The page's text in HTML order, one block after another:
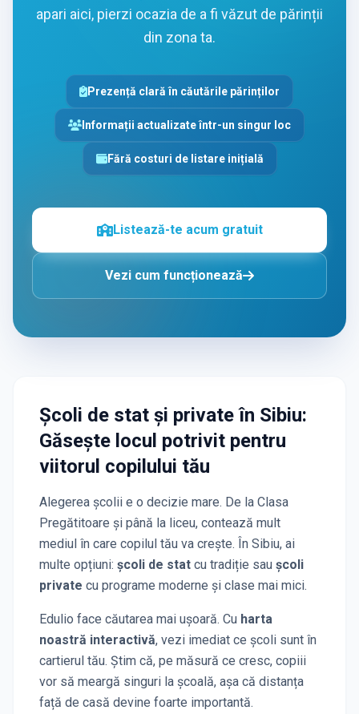
apari aici, pierzi ocazia de a fi văzut de părinții
din zona ta.
Prezență clară în căutările părinților
Informații actualizate într-un singur loc
Fără costuri de listare inițială
Listează-te acum gratuit
Vezi cum funcționează
Școli de stat și privateîn Sibiu:
Găsește locul potrivit pentru
viitorul copilului tău
Alegerea școlii e o decizie mare. De la Clasa
Pregătitoare și până la liceu, contează mult
mediul în care copilul tău va crește. În Sibiu, ai
multe opțiuni: școli de stat cu tradiție sau școli
private cu programe moderne și clase mai mici.
Edulio face căutarea mai ușoară. Cu harta
noastră interactivă, vezi imediat ce școli sunt în
cartierul tău. Știm că, pe măsură ce cresc, copiii
vor să meargă singuri la școală, așa că distanța
față de casă devine foarte importantă.